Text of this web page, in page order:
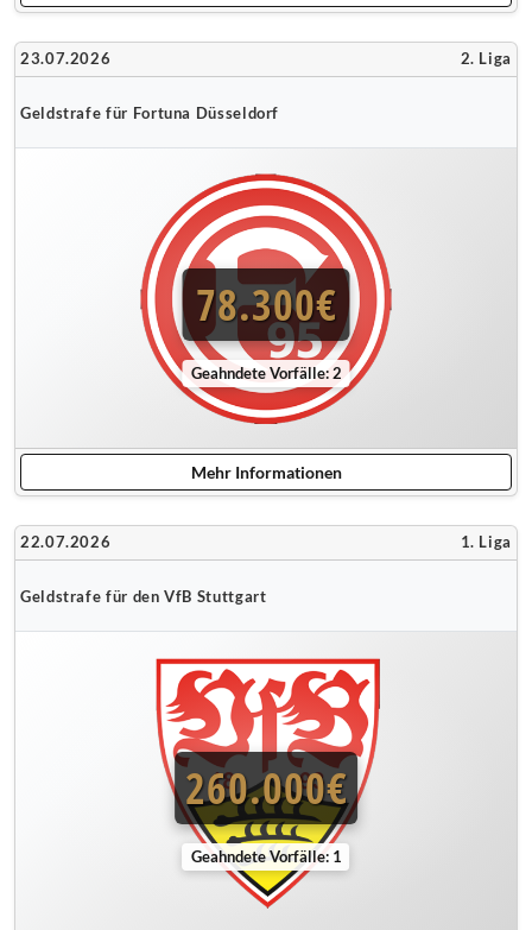
23.07.2026 2. Liga
Geldstrafe für Fortuna Düsseldorf
78.300€
Geahndete Vorfälle: 2
Mehr Informationen
22.07.2026 1. Liga
Geldstrafe für den VfB Stuttgart
260.000€
Geahndete Vorfälle: 1